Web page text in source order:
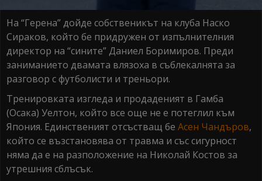
На “Герена” дойде собственикът на клуба Наско
Сираков, който бе придружен от изпълнителния
директор на “сините” Даниел Боримиров. Преди
заниманието двамата влязоха в съблекалнята за
разговор с футболисти и треньори.
Тренировката изгледа и продаденият в Гамба
(Осака) Уелтон, който все още не е потеглил към
Япония. Единственият отсъстващ бе Асен Чандъров,
който се възстановява от травма и със сигурност
няма да е на разположение на Николай Костов за
утрешния сблъсък.